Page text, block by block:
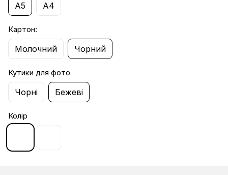
А5 А4
Картон:
Молочний Чорний
Кутики для фото
Чорні Бежеві
Колір